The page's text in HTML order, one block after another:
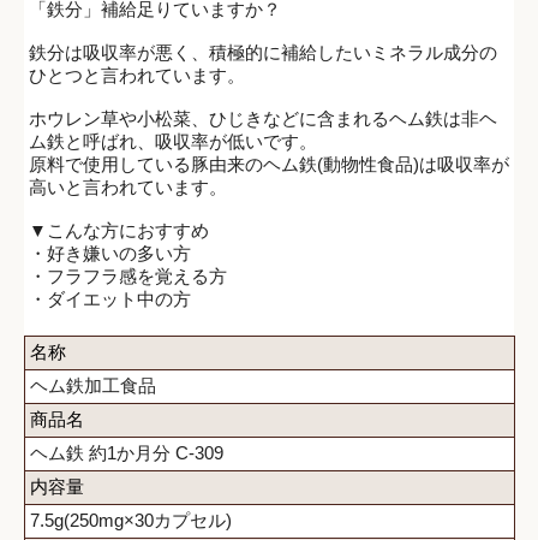
「鉄分」補給足りていますか？
鉄分は吸収率が悪く、積極的に補給したいミネラル成分の
ひとつと言われています。
ホウレン草や小松菜、ひじきなどに含まれるヘム鉄は非ヘ
ム鉄と呼ばれ、吸収率が低いです。
原料で使用している豚由来のヘム鉄(動物性食品)は吸収率が
高いと言われています。
▼こんな方におすすめ
・好き嫌いの多い方
・フラフラ感を覚える方
・ダイエット中の方
名称
ヘム鉄加工食品
商品名
ヘム鉄 約1か月分 C-309
内容量
7.5g(250mg×30カプセル)